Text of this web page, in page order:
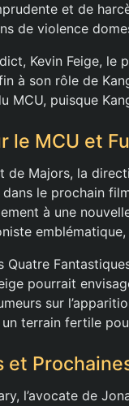
et de
de violence
Kevin Feige, le
à son rôle de
MCU, puisque
le MCU et
de Majors, la
le prochain
à une
Quatre
pourrait
sur
terrain fertile
et
l’avocate de